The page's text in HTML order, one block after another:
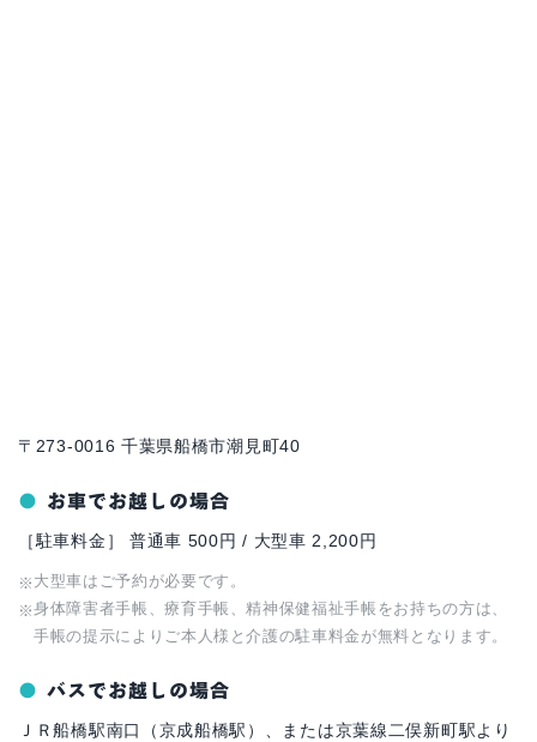
〒273-0016 千葉県船橋市潮見町40
お車でお越しの場合
［駐車料金］ 普通車 500円 / 大型車 2,200円
大型車はご予約が必要です。
身体障害者手帳、療育手帳、精神保健福祉手帳をお持ちの方は、
手帳の提示によりご本人様と介護の駐車料金が無料となります。
バスでお越しの場合
ＪＲ船橋駅南口（京成船橋駅）、または京葉線二俣新町駅より